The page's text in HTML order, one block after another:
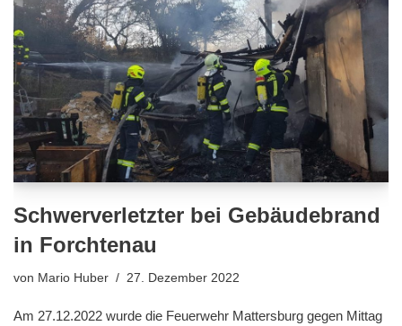
Schwerverletzter bei Gebäudebrand
in Forchtenau
von Mario Huber 27. Dezember 2022
Am 27.12.2022 wurde die Feuerwehr Mattersburg gegen Mittag